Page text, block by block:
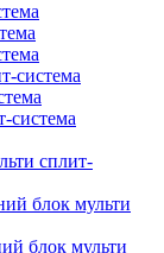
система
система
сплит-
блок мульти
блок мульти